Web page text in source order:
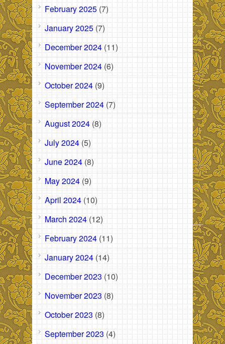
February 2025 (7)
January 2025 (7)
December 2024 (11)
November 2024 (6)
October 2024 (9)
September 2024 (7)
August 2024 (8)
July 2024 (5)
June 2024 (8)
May 2024 (9)
April 2024 (10)
March 2024 (12)
February 2024 (11)
January 2024 (14)
December 2023 (10)
November 2023 (8)
October 2023 (8)
September 2023 (4)